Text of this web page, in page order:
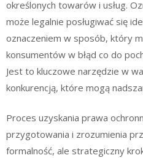
określonych towarów i usług.
może legalnie posługiwać się
oznaczeniem w sposób, który
konsumentów w błąd co do
Jest to kluczowe narzędzie w
konkurencją, które mogą
Proces uzyskania prawa
przygotowania i zrozumienia
formalność, ale strategiczny